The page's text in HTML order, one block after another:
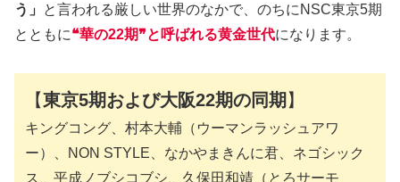
う」
と言われる厳しい世界のなかで、のちにNSC東京5期
とともに❝華の22期❞と呼ばれる黄金世代になります。
【東京5期および大阪22期の同期 】
キングコング、村本大輔（ウーマンラッシュアワ
ー）、NON STYLE、なかやまきんに君、ネゴシック
ス、平成ノブシコブシ、久保田和靖（とろサーモ